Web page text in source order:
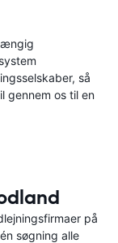
så
gennem os til en
på
søgning alle